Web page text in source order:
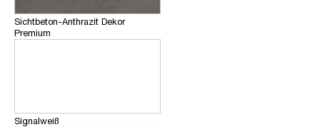
Sichtbeton-Anthrazit Dekor
Premium
Signalweiß